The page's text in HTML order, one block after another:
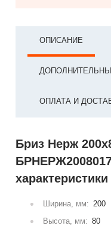
ОПИСАНИЕ
ОПЛАТА И
Бриз Нерж
характеристики
Ширина, мм: 200
Высота, мм: 80